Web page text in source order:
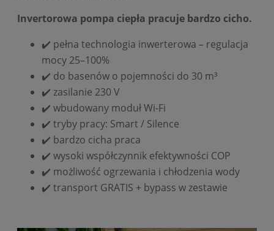
Invertorowa pompa ciepła pracuje bardzo cicho.
✔️ pełna technologia inwerterowa – regulacja
mocy 25–100%
✔️ do basenów o pojemności do 30 m³
✔️ zasilanie 230 V
✔️ wbudowany moduł Wi-Fi
✔️ tryby pracy: Smart / Silence
✔️ bardzo cicha praca
✔️ wysoki współczynnik efektywności COP
✔️ możliwość ogrzewania i chłodzenia wody
✔️ transport GRATIS + bypass w zestawie